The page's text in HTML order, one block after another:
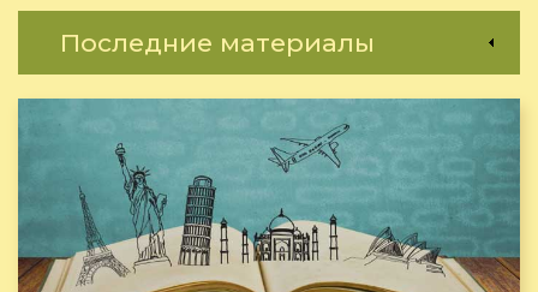
Последние материалы